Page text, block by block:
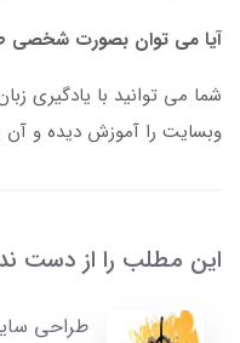
آیا می توان بصورت شخصی
شما می توانید با یادگیری
وبسایت را آموزش دیده و
این مطلب را از دست
طراحی